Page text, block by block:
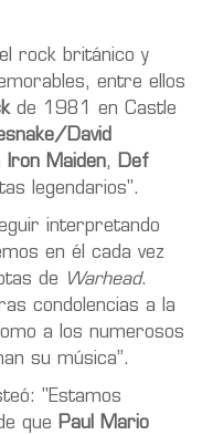
rock británico y
entre ellos
de 1981 en Castle
David
Iron Maiden, Def
legendarios".
interpretando
en él cada vez
de
Warhead.
condolencias a la
a los numerosos
su música”.
"Estamos
que Paul Mario